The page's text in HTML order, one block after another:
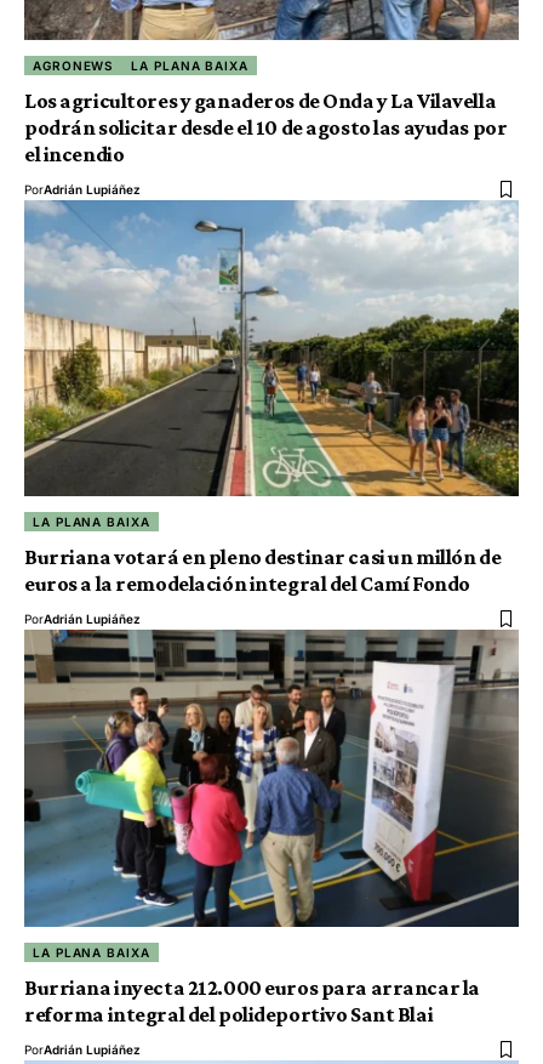
AGRONEWS LA PLANA BAIXA
Los agricultores y ganaderos de Onda y La Vilavella
podrán solicitar desde el 10 de agosto las ayudas por
el incendio
PorAdrián Lupiáñez
LA PLANA BAIXA
Burriana votará en pleno destinar casi un millón de
euros a la remodelación integral del Camí Fondo
PorAdrián Lupiáñez
LA PLANA BAIXA
Burriana inyecta 212.000 euros para arrancar la
reforma integral del polideportivo Sant Blai
PorAdrián Lupiáñez